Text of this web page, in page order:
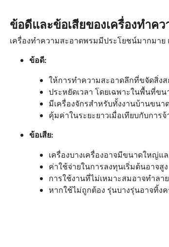
ข้อดีและข้อเสียของเครื่องทำค
เครื่องทำความสะอาดพรมมีประโยชน์มากมา
ข้อดี:
ให้การทำความสะอาดลึกที่ขจัดสิ่ง
ประหยัดเวลา โดยเฉพาะในพื้นที่ข
มีเครื่องจักรสำหรับทั้งงานบ้านขน
คุ้มค่าในระยะยาวเมื่อเทียบกับกา
ข้อเสีย:
เครื่องบางเครื่องอาจมีขนาดใหญ่แ
ค่าใช้จ่ายในการลงทุนเริ่มต้นอาจสูง
การใช้งานที่ไม่เหมาะสมอาจทำลา
หากใช้ไม่ถูกต้อง รุ่นบางรุ่นอาจทิ้ง